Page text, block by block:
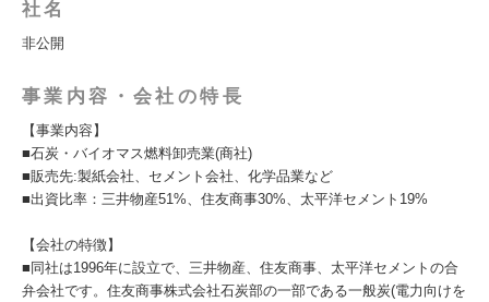
社名
非公開
事業内容・会社の特長
【事業内容】
■石炭・バイオマス燃料卸売業(商社)
■販売先:製紙会社、セメント会社、化学品業など
■出資比率：三井物産51%、住友商事30%、太平洋セメント19%
【会社の特徴】
■同社は1996年に設立で、三井物産、住友商事、太平洋セメントの合
弁会社です。住友商事株式会社石炭部の一部である一般炭(電力向けを